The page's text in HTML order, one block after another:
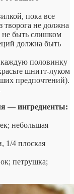
пока все
творога не должна
не быть слишком
должна быть
каждую половинку
шнитт-луком
предпочтений).
— ингредиенты:
небольшая
1/4 плоская
петрушка;